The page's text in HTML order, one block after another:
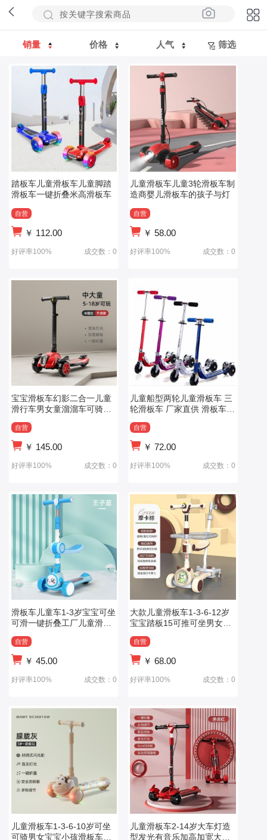
销量 价格 人气 筛选
踏板车儿童滑板车儿童脚踏
滑板车一键折叠米高滑板车
自营
￥ 112.00
好评率100% 成交数：0
儿童滑板车儿童3轮滑板车制
造商婴儿滑板车的孩子与灯
自营
￥58.00
好评率100% 成交数：0
宝宝滑板车幻影二合一儿童
滑行车男女童溜溜车可骑折
自营
￥ 145.00
好评率100% 成交数：0
儿童船型两轮儿童滑板车 三
轮滑板车 厂家直供 滑板车滑
自营
￥72.00
好评率100% 成交数：0
滑板车儿童车1-3岁宝宝可坐
可滑一键折叠工厂儿童滑板
自营
￥ 45.00
好评率100% 成交数：0
大款儿童滑板车1-3-6-12岁
宝宝踏板15可推可坐男女小
自营
￥68.00
好评率100% 成交数：0
儿童滑板车1-3-6-10岁可坐
可骑男女宝宝小孩滑板车遛
儿童滑板车2-14岁大车灯造
型发光有音乐加高加宽大轮